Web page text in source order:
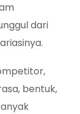
dari
bentuk,